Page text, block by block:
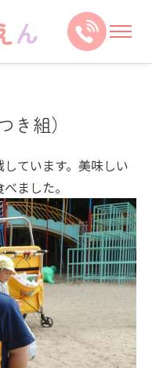
き組）
ています。美味しい
ました。